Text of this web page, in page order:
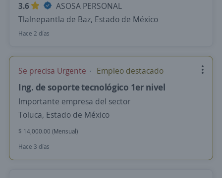
3.6
ASOSA PERSONAL
Tlalnepantla de Baz, Estado de México
Hace 2 días
Se precisa Urgente Empleo destacado
Ing. de soporte tecnológico 1er nivel
Importante empresa del sector
Toluca, Estado de México
$ 14,000.00 (Mensual)
Hace 3 días